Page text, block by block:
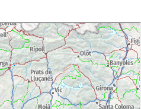
de Joanetes
en Pere de las cabras,
oficio milenario
artesanos y vino con el
de la mañana en la